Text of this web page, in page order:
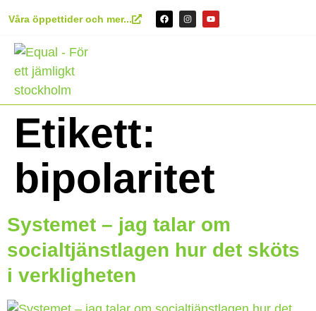
Våra öppettider och mer...
Etikett:
bipolaritet
Systemet – jag talar om
socialtjänstlagen hur det sköts
i verkligheten